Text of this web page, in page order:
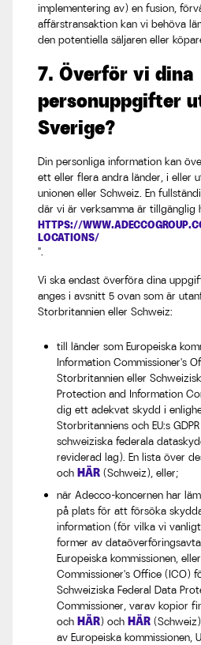
implementering av) en fusion,
affärstransaktion kan vi behöva
den potentiella säljaren eller
7. Överför vi dina
personuppgifter
Sverige?
Din personliga information kan
ett eller flera andra länder, i eller
unionen eller Schweiz. En
där vi är verksamma är tillgänglig
HTTPS://
LOCATIONS/
".
Vi ska endast överföra dina
anges i avsnitt 5 ovan som är
Storbritannien eller Schweiz:
till länder som Europeiska
Information Commissioner's
Storbritannien eller
Protection and Information
dig ett adekvat skydd i
Storbritanniens och EU:s
schweiziska federala
reviderad lag). En lista över
och HÄR (Schweiz), eller;
när Adecco-koncernen har
på plats för att försöka
information (för vilka vi
former av
Europeiska kommissionen,
Commissioner's Office (ICO)
Schweiziska Federal Data
Commissioner, varav kopior
och HÄR) och HÄR
av Europeiska kommissionen,